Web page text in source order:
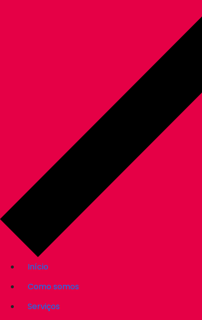
Início
Como somos
Serviços